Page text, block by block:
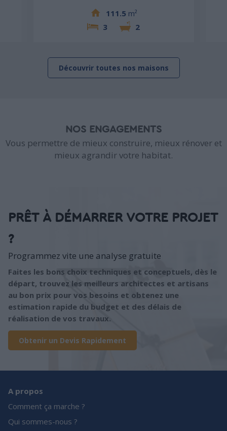
111.5 m²
3
2
Découvrir toutes nos maisons
NOS ENGAGEMENTS
Vous permettre de mieux construire, mieux rénover et
mieux agrandir votre habitat.
PRÊT À DÉMARRER VOTRE PROJET
?
Programmez vite une analyse gratuite
Faites les bons choix techniques et conceptuels, dès le
départ, trouvez les meilleurs architectes et artisans
au bon prix pour vos besoins et obtenez une
estimation rapide du budget et des délais de
réalisation de vos travaux.
Obtenir un Devis Rapidement
A propos
Comment ça marche ?
Qui sommes-nous ?